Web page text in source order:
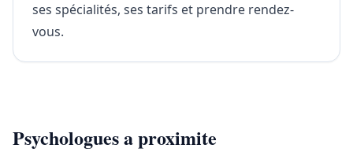
ses spécialités, ses tarifs et prendre rendez-
vous.
Psychologues a proximite